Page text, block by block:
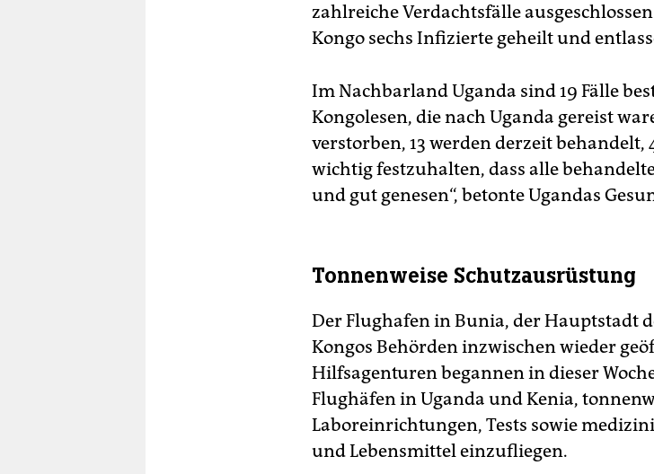
zahlreiche Verdachtsfälle
Kongo sechs Infizierte geheilt und
Im Nachbarland Uganda sind 19 Fälle
Kongolesen, die nach Uganda gereist
verstorben, 13 werden derzeit behandelt,
wichtig festzuhalten, dass alle
und gut genesen“, betonte Ugandas
Tonnenweise Schutzausrüstung
Der Flughafen in Bunia, der Hauptstadt
Kongos Behörden inzwischen wieder
Hilfsagenturen begannen in dieser
Flughäfen in Uganda und Kenia,
Laboreinrichtungen, Tests sowie
und Lebensmittel einzufliegen.